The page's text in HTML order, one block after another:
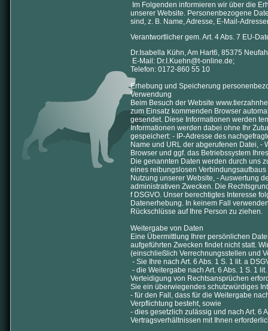
Im Folgenden informieren wir über die
unserer Website. Personenbezogene
sind, z. B. Name, Adresse, E-Mail-
Verantwortlicher gem. Art. 4 Abs. 7 EU-
Dr.Isabella Kühn, Am Hart6, 85375
E-Mail: Dr.I.Kuehn@t-online.de;
Telefon: 0172-860 55 10
Erhebung und Speicherung
Verwendung
Beim Besuch der Website
zum Einsatz kommenden Browser
gesendet. Diese Informationen werden
Informationen werden dabei ohne Ihr
gespeichert: - IP-Adresse des
Name und URL der abgerufenen Datei, -
Browser und ggf. das Betriebssystem
Die genannten Daten werden durch uns
eines reibungslosen
Nutzung unserer Website, - Auswertung
administrativen Zwecken. Die
f DSGVO. Unser berechtigtes Interesse
Datenerhebung. In keinem Fall
Rückschlüsse auf Ihre Person zu ziehen.
Weitergabe von Daten
Eine Übermittlung Ihrer persönlichen
aufgeführten Zwecken findet nicht statt.
(einschließlich Verrechnungsstellen und
- Sie Ihre nach Art. 6 Abs. 1 S. 1 lit. a
- die Weitergabe nach Art. 6 Abs. 1 S. 1
Verteidigung von Rechtsansprüchen
Sie ein überwiegendes schutzwürdiges
- für den Fall, dass für die Weitergabe
Verpflichtung besteht, sowie
- dies gesetzlich zulässig und nach Art. 6
Vertragsverhältnissen mit Ihnen